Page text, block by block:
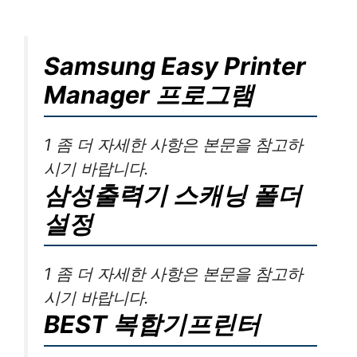
Samsung Easy Printer
Manager 프로그램
1 좀 더 자세한 사항은 본문을 참고하
시기 바랍니다.
삼성출력기 스캐닝 폴더
설정
1 좀 더 자세한 사항은 본문을 참고하
시기 바랍니다.
BEST 복합기프린터